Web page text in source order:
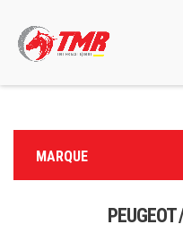
MARQUE